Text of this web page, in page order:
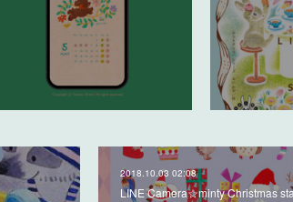
2018.10.03 02:08
LINE Camera☆minty Christmas